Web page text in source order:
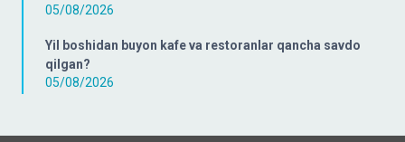
05/08/2026
Yil boshidan buyon kafe va restoranlar qancha savdo
qilgan?
05/08/2026